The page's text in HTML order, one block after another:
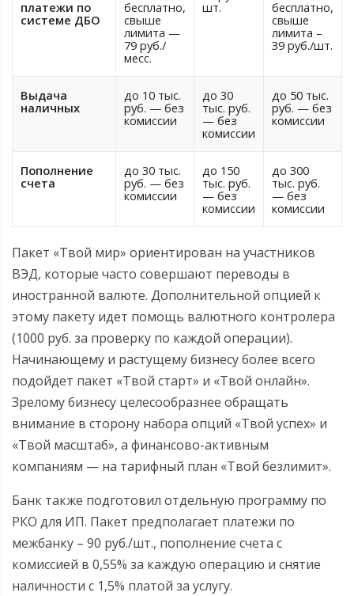
платежи по
системе ДБО
бесплатно,
свыше
лимита —
79 руб./
месс.
шт.
бесплатно,
свыше
лимита –
39 руб./шт.
Выдача
наличных
до 10 тыс.
руб. — без
комиссии
до 30
тыс. руб.
— без
комиссии
до 50 тыс.
руб. — без
комиссии
Пополнение
счета
до 30 тыс.
руб. — без
комиссии
до 150
тыс. руб.
— без
комиссии
до 300
тыс. руб.
— без
комиссии
Пакет «Твой мир» ориентирован на участников
ВЭД, которые часто совершают переводы в
иностранной валюте. Дополнительной опцией к
этому пакету идет помощь валютного контролера
(1000 руб. за проверку по каждой операции).
Начинающему и растущему бизнесу более всего
подойдет пакет «Твой старт» и «Твой онлайн».
Зрелому бизнесу целесообразнее обращать
внимание в сторону набора опций «Твой успех» и
«Твой масштаб», а финансово-активным
компаниям — на тарифный план «Твой безлимит».
Банк также подготовил отдельную программу по
РКО для ИП. Пакет предполагает платежи по
межбанку – 90 руб./шт., пополнение счета с
комиссией в 0,55% за каждую операцию и снятие
наличности с 1,5% платой за услугу.